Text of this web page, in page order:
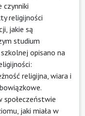
czynniki
religijności
jakie są
studium
opisano na
religijna, wiara i
społeczeństwie
jaki miała w